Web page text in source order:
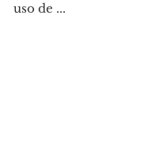
uso de ...